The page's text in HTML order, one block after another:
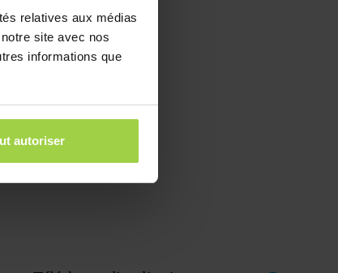
relatives aux médias
site avec nos
informations que
autoriser